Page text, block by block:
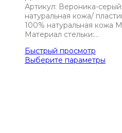
Артикул: Вероника-
натуральная кожа/
100% натуральная кожа
Материал стельки:…
Быстрый просмотр
Выберите параметры